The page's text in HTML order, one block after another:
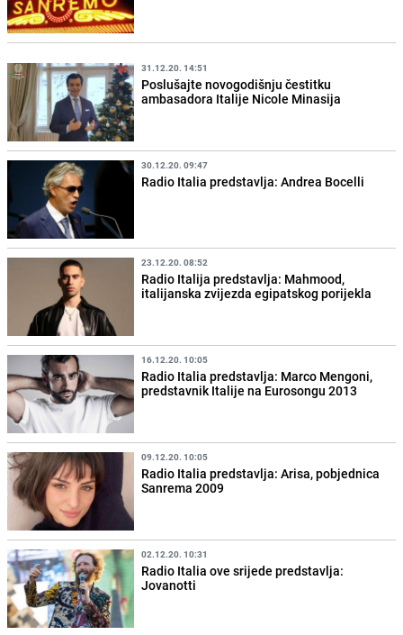
31.12.20. 14:51
Poslušajte novogodišnju čestitku
ambasadora Italije Nicole Minasija
30.12.20. 09:47
Radio Italia predstavlja: Andrea Bocelli
23.12.20. 08:52
Radio Italija predstavlja: Mahmood,
italijanska zvijezda egipatskog porijekla
16.12.20. 10:05
Radio Italia predstavlja: Marco Mengoni,
predstavnik Italije na Eurosongu 2013
09.12.20. 10:05
Radio Italia predstavlja: Arisa, pobjednica
Sanrema 2009
02.12.20. 10:31
Radio Italia ove srijede predstavlja:
Jovanotti